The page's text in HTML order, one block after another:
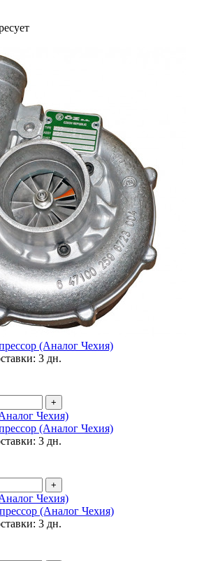
(Аналог Чехия)
3 дн.
+
(Аналог Чехия)
3 дн.
+
(Аналог Чехия)
3 дн.